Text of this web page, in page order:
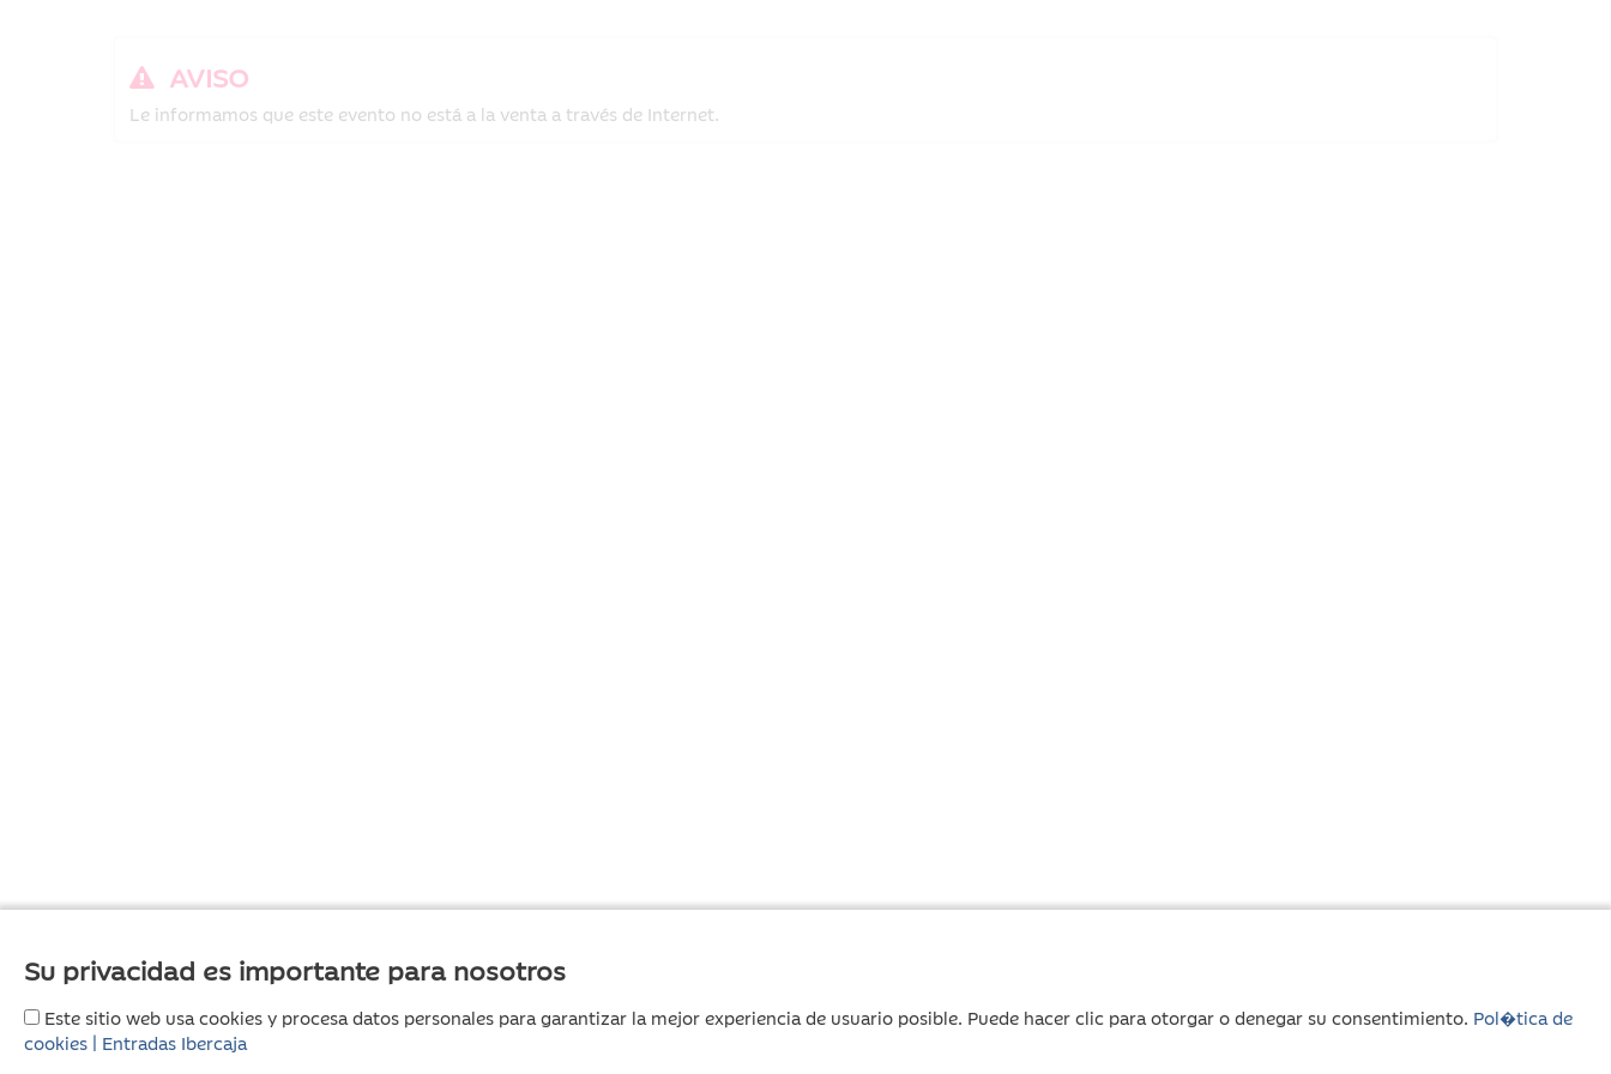
AVISO
Le informamos que este evento no está a la venta a través de Internet.
Su privacidad es importante para nosotros
Este sitio web usa cookies y procesa datos personales para garantizar la mejor experiencia de usuario posible. Puede hacer clic para otorgar o denegar su consentimiento. Pol�tica de
cookies | Entradas Ibercaja